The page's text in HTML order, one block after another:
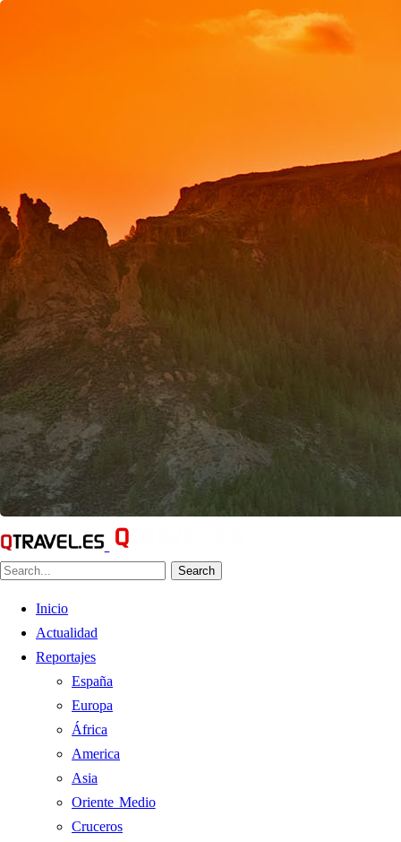
Search
Inicio
Actualidad
Reportajes
España
Europa
África
America
Asia
Oriente Medio
Cruceros